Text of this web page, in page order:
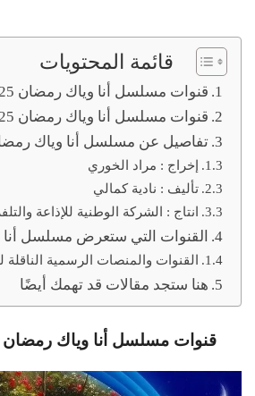
قائمة المحتويات
قنوات مسلسل أنا وياك رمضان 2025 والمواعيد
قنوات مسلسل أنا وياك رمضان 2025 والمواعيد
تفاصيل عن مسلسل أنا وياك رمضان
ﺇﺧﺮاﺝ : مراد الخوري
ﺗﺄﻟﻴﻒ : نادية كمالي
اﻧﺘﺎﺝ : الشركة الوطنية للإذاعة
القنوات التي ستعرض مسلسل أنا
القنوات والمنصات الرسمية
هنا ستجد مقالات قد تهمك أيضًا
قنوات مسلسل أنا وياك رمضان 2025 والمواعيد